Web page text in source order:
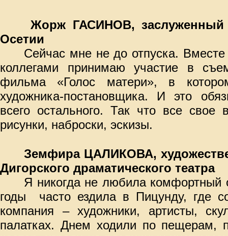
Жорж ГАСИНОВ, заслуженный
Осетии
Сейчас мне не до отпуска.
коллегами принимаю участие в
фильма «Голос матери», в
художника-постановщика. И это
всего остального. Так что все свое
рисунки, наброски, эскизы.
Земфира ЦАЛИКОВА,
Дигорского драматического театра
Я никогда не любила комфортный
годы
часто ездила в Пицунду, где
компания – художники, артисты,
палатках. Днем ходили по пещерам,